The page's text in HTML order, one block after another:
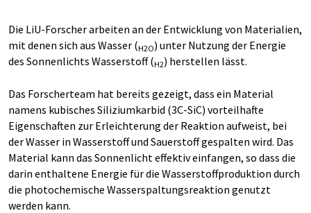
Die LiU-Forscher arbeiten an der Entwicklung von Materialien,
mit denen sich aus Wasser (H2O) unter Nutzung der Energie
des Sonnenlichts Wasserstoff (H2) herstellen lässt.
Das Forscherteam hat bereits gezeigt, dass ein Material
namens kubisches Siliziumkarbid (3C-SiC) vorteilhafte
Eigenschaften zur Erleichterung der Reaktion aufweist, bei
der Wasser in Wasserstoff und Sauerstoff gespalten wird. Das
Material kann das Sonnenlicht effektiv einfangen, so dass die
darin enthaltene Energie für die Wasserstoffproduktion durch
die photochemische Wasserspaltungsreaktion genutzt
werden kann.